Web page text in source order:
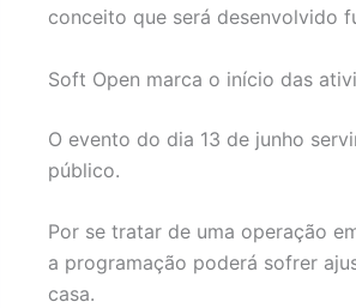
conceito que será desenvolvido
Soft Open marca o início das
O evento do dia 13 de junho
público.
Por se tratar de uma operação
a programação poderá sofrer
casa.